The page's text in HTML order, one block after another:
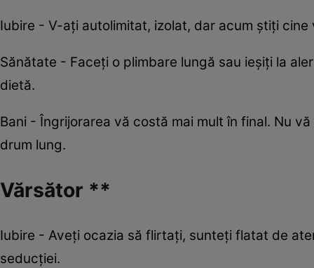
Iubire - V-ați autolimitat, izolat, dar acum știți
Sănătate - Faceți o plimbare lungă sau ieșiți la
dietă.
Bani - Îngrijorarea vă costă mai mult în final. Nu
drum lung.
Vărsător **
Iubire - Aveţi ocazia să flirtaţi, sunteţi flatat de
seducţiei.